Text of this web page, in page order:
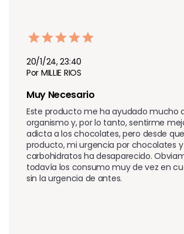
20/1/24, 23:40
Por MILLIE RIOS
Muy Necesario
Este producto me ha ayudado mucho
organismo y, por lo tanto, sentirme
adicta a los chocolates, pero desde
producto, mi urgencia por chocolates y
carbohidratos ha desaparecido.
todavía los consumo muy de vez en
sin la urgencia de antes.